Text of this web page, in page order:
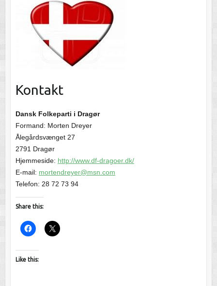
Kontakt
Dansk Folkeparti i Dragør
Formand: Morten Dreyer
Ålegårdsvænget 27
2791 Dragør
Hjemmeside: http://www.df-dragoer.dk/
E-mail: mortendreyer@msn.com
Telefon: 28 72 73 94
Share this:
Like this: